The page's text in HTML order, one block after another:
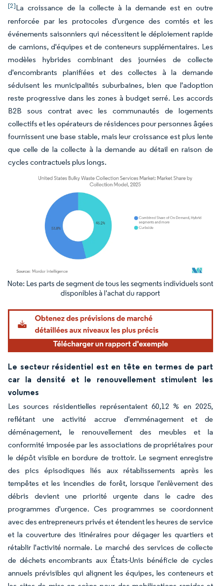
[2]La croissance de la collecte à la demande est en outre
renforcée par les protocoles d'urgence des comtés et les
événements saisonniers qui nécessitent le déploiement rapide
de camions, d'équipes et de conteneurs supplémentaires. Les
modèles hybrides combinant des journées de collecte
d'encombrants planifiées et des collectes à la demande
séduisent les municipalités suburbaines, bien que l'adoption
reste progressive dans les zones à budget serré. Les accords
B2B sous contrat avec les communautés de logements
collectifs et les opérateurs de résidences pour personnes âgées
fournissent une base stable, mais leur croissance est plus lente
que celle de la collecte à la demande au détail en raison de
cycles contractuels plus longs.
Image © Mordor Intelligence. La réutilisation nécessite une attribution sous CC BY
Le secteur résidentiel est en tête en termes de part
car la densité et le renouvellement stimulent les
volumes
Les sources résidentielles représentaient 60,12 % en 2025,
reflétant une activité accrue d'emménagement et de
déménagement, le renouvellement des meubles et la
conformité imposée par les associations de propriétaires pour
le dépôt visible en bordure de trottoir. Le segment enregistre
des pics épisodiques liés aux rétablissements après les
tempêtes et les incendies de forêt, lorsque l'enlèvement des
débris devient une priorité urgente dans le cadre des
programmes d'urgence. Ces programmes se coordonnent
avec des entrepreneurs privés et étendent les heures de service
et la couverture des itinéraires pour dégager les quartiers et
rétablir l'activité normale. Le marché des services de collecte
de déchets encombrants aux États-Unis bénéficie de cycles
annuels prévisibles qui alignent les équipes, les conteneurs et